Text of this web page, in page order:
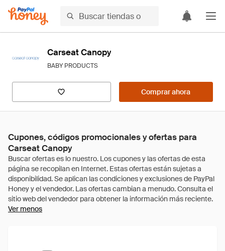
Carseat Canopy
BABY PRODUCTS
Comprar ahora
Cupones, códigos promocionales y ofertas para
Carseat Canopy
Ver menos